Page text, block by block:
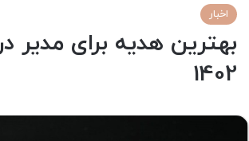
اخبار
بهترین هدیه برای مدیر
1402